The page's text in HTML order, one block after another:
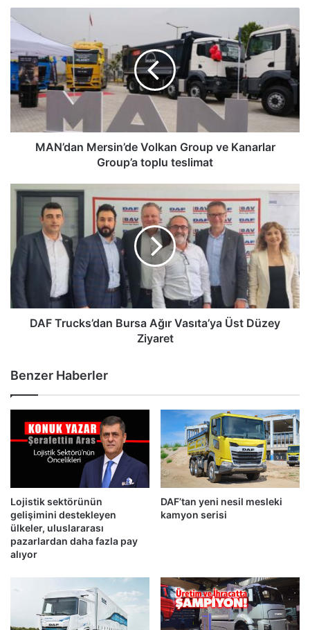
Mersin’de
Volkan
Group
ve
Kanarlar
Group’a
toplu
teslimat
MAN’dan Mersin’de Volkan Group ve Kanarlar
Group’a toplu teslimat
DAF
Trucks’dan
Ağır
Vasıta’ya
Üst
Düzey
Ziyaret
DAF Trucks’dan Bursa Ağır Vasıta’ya Üst Düzey
Ziyaret
Benzer Haberler
Lojistik sektörünün
gelişimini destekleyen
ülkeler, uluslararası
pazarlardan daha fazla pay
alıyor
DAF’tan yeni nesil mesleki
kamyon serisi